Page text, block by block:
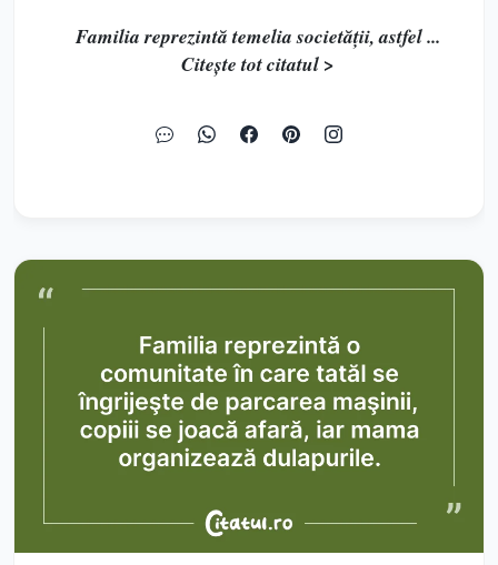
Familia reprezintă temelia societății, astfel ...
Citește tot citatul >